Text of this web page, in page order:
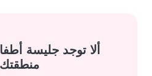
ألا توجد جليسة